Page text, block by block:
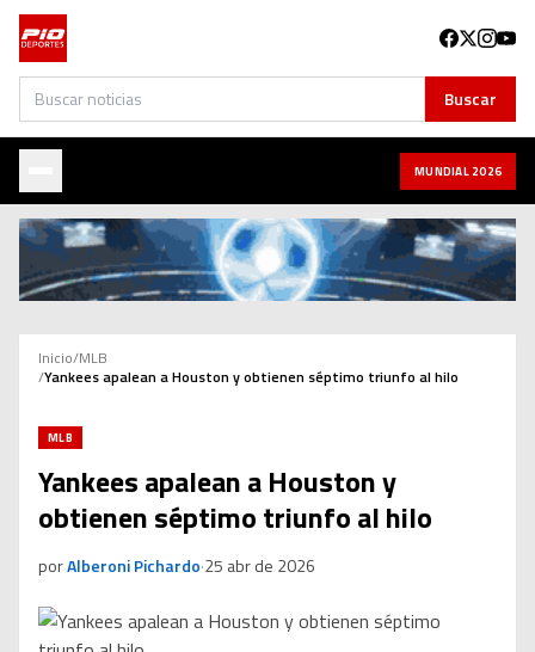
Buscar Buscar
MUNDIAL 2026
Inicio/MLB
/Yankees apalean a Houston y obtienen séptimo triunfo al hilo
MLB
Yankees apalean a Houston y
obtienen séptimo triunfo al hilo
porAlberoni Pichardo·25 abr de 2026